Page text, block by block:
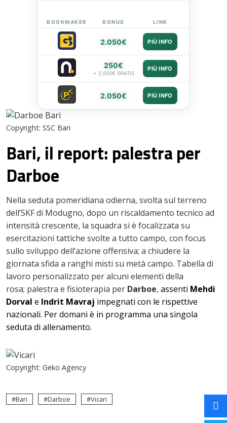
BOOKMAKER BONUS LINK
2.050€ PIÙ INFO
250€
+ 2.000€ GRATIS
PIÙ INFO
2.050€ PIÙ INFO
Copyright: SSC Bari
Bari, il report: palestra per
Darboe
Nella seduta pomeridiana odierna, svolta sul terreno
dell’SKF di Modugno, dopo un riscaldamento tecnico ad
intensità crescente, la squadra si è focalizzata su
esercitazioni tattiche svolte a tutto campo, con focus
sullo sviluppo dell’azione offensiva; a chiudere la
giornata sfida a ranghi misti su metà campo. Tabella di
lavoro personalizzato per alcuni elementi della
rosa; palestra e fisioterapia per Darboe, assenti Mehdi
Dorval e Indrit Mavraj impegnati con le rispettive
nazionali. Per domani è in programma una singola
seduta di allenamento.
Copyright: Geko Agency
Bari Darboe Vicari